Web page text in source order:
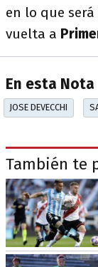
en lo que
vuelta a
En esta Nota
JOSE DEVECCHI
También te